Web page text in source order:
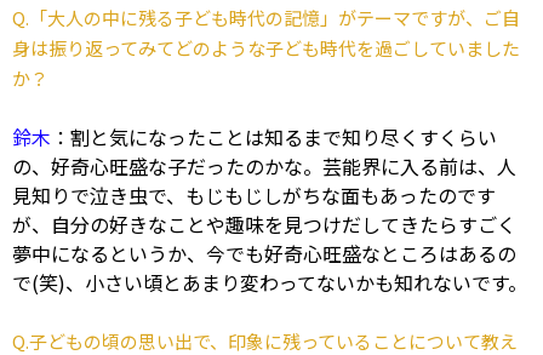
Q.「大人の中に残る子ども時代の記憶」がテーマですが、ご自
身は振り返ってみてどのような子ども時代を過ごしていました
か？
鈴木 ：割と気になったことは知るまで知り尽くすくらい
の、好奇心旺盛な子だったのかな。芸能界に入る前は、人
見知りで泣き虫で、もじもじしがちな面もあったのです
が、自分の好きなことや趣味を見つけだしてきたらすごく
夢中になるというか、今でも好奇心旺盛なところはあるの
で(笑)、小さい頃とあまり変わってないかも知れないです。
Q.子どもの頃の思い出で、印象に残っていることについて教え